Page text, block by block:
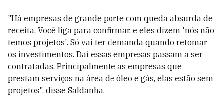
"Há empresas de grande porte com queda absurda de
receita. Você liga para confirmar, e eles dizem 'nós não
temos projetos'. Só vai ter demanda quando retomar
os investimentos. Daí essas empresas passam a ser
contratadas. Principalmente as empresas que
prestam serviços na área de óleo e gás, elas estão sem
projetos", disse Saldanha.